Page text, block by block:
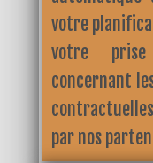
votre
votre
concernant
par nos